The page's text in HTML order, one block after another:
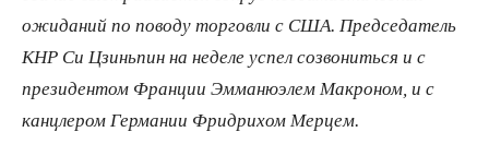
ожиданий по поводу торговли с США. Председатель
КНР Си Цзиньпин на неделе успел созвониться и с
президентом Франции Эмманюэлем Макроном, и с
канцлером Германии Фридрихом Мерцем.